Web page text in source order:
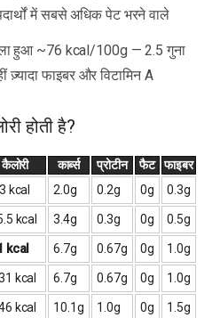
में सबसे अधिक पेट भरने वाले
हुआ ~76 kcal/100g — 2.5 गुना
फाइबर और विटामिन A
होती है?
कैलोरी कार्ब्स प्रोटीन फैट
फाइबर
kcal 2.0g 0.2g 0g 0.3g
kcal 3.4g 0.3g 0g 0.5g
kcal 6.7g 0.67g 0g 1.0g
kcal 6.7g 0.67g 0g 1.0g
kcal 10.1g 1.0g 0g 1.5g